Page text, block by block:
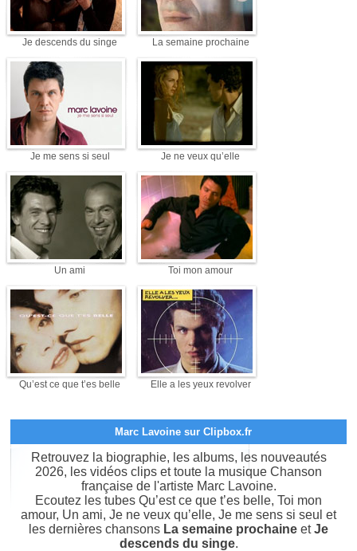
Je descends du singe La semaine prochaine
Je me sens si seul Je ne veux qu’elle
Un ami Toi mon amour
Qu’est ce que t’es belle Elle a les yeux revolver
Marc Lavoine sur Clipbox.fr
Retrouvez la biographie, les albums, les nouveautés
2026, les vidéos clips et toute la musique Chanson
française de l'artiste Marc Lavoine.
Ecoutez les tubes Qu’est ce que t’es belle, Toi mon
amour, Un ami, Je ne veux qu’elle, Je me sens si seul et
les dernières chansons La semaine prochaine etJe
descends du singe.